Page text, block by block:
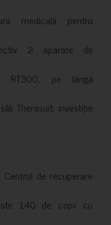
medicală pentru
2 aparate de
RT300, pe lângă
Therasuit, investiție
de recuperare
140 de copii cu